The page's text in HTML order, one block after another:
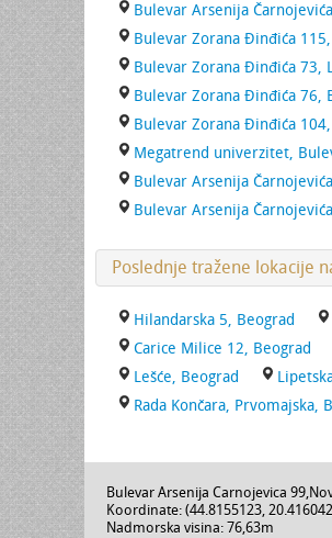
Bulevar Arsenija
Bulevar Zorana Đinđića
Bulevar Zorana Đinđića 73,
Bulevar Zorana Đinđića 76,
Bulevar Zorana Đinđića
Megatrend univerzitet,
Bulevar Arsenija
Bulevar Arsenija
Poslednje tražene lokacije
Hilandarska 5, Beograd
Carice Milice 12, Beograd
Lešće, Beograd
Rada Končara, Prvomajska,
Bulevar Arsenija Carnojevica 99,
Koordinate: (44.8155123,
Nadmorska visina: 76,63m